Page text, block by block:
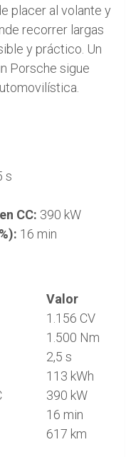
placer al volante y
recorrer largas
y práctico. Un
Porsche sigue
s
CC: 390 kW
16 min
Valor
1.156 CV
1.500 Nm
2,5 s
113 kWh
390 kW
16 min
617 km